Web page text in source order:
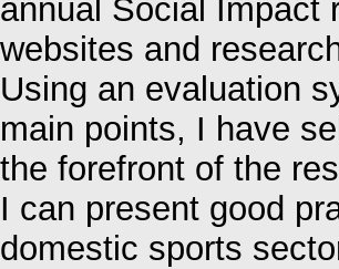
annual Social Impact
websites and
Using an evaluation
main points, I have
the forefront of the
I can present good
domestic sports